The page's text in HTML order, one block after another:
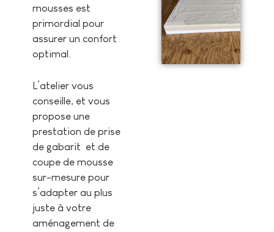
mousses est
primordial pour
assurer un confort
optimal.
L’atelier vous
conseille, et vous
propose une
prestation de prise
de gabarit et de
coupe de mousse
sur-mesure pour
s’adapter au plus
juste à votre
aménagement de